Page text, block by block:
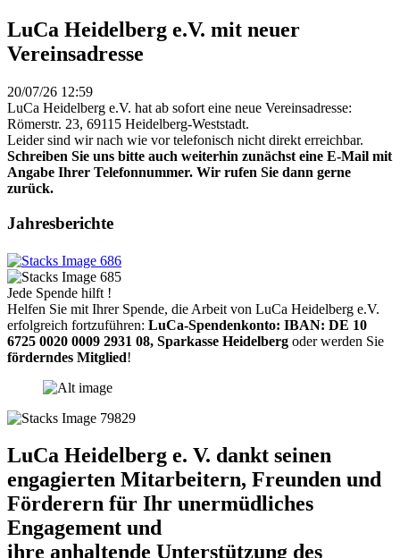
LuCa Heidelberg e.V. mit neuer
Vereinsadresse
20/07/26 12:59
LuCa Heidelberg e.V. hat ab sofort eine neue Vereinsadresse:
Römerstr. 23, 69115 Heidelberg-Weststadt.
Leider sind wir nach wie vor telefonisch nicht direkt erreichbar.
Schreiben Sie uns bitte auch weiterhin zunächst eine E-Mail mit
Angabe Ihrer Telefonnummer. Wir rufen Sie dann gerne
zurück.
Jahresberichte
Jede Spende hilft !
Helfen Sie mit Ihrer Spende, die Arbeit von LuCa Heidelberg e.V.
erfolgreich fortzuführen: LuCa-Spendenkonto: IBAN: DE 10
6725 0020 0009 2931 08, Sparkasse Heidelberg oder werden Sie
förderndes Mitglied!
LuCa Heidelberg e. V. dankt seinen
engagierten Mitarbeitern, Freunden und
Förderern für Ihr unermüdliches
Engagement und
ihre anhaltende Unterstützung des